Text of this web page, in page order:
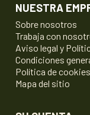
NUESTRA
Sobre nosotros
Trabaja con
Aviso legal y
Condiciones
Política de cookies
Mapa del sitio